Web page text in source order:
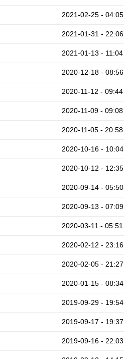
2021-02-25 - 04:05
2021-01-31 - 22:06
2021-01-13 - 11:04
2020-12-18 - 08:56
2020-11-12 - 09:44
2020-11-09 - 09:08
2020-11-05 - 20:58
2020-10-16 - 10:04
2020-10-12 - 12:35
2020-09-14 - 05:50
2020-09-13 - 07:09
2020-03-11 - 05:51
2020-02-12 - 23:16
2020-02-05 - 21:27
2020-01-15 - 08:34
2019-09-29 - 19:54
2019-09-17 - 19:37
2019-09-16 - 22:03